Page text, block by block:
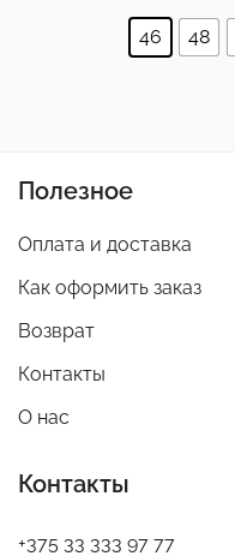
46 48
Полезное
Оплата и доставка
Как оформить заказ
Возврат
Контакты
О нас
Контакты
+375 33 333 97 77